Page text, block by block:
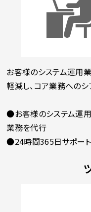
お客様のシステム運用
軽減し、コア業務へのシ
●お客様のシステム運用
業務を代行
●24時間365日サポー